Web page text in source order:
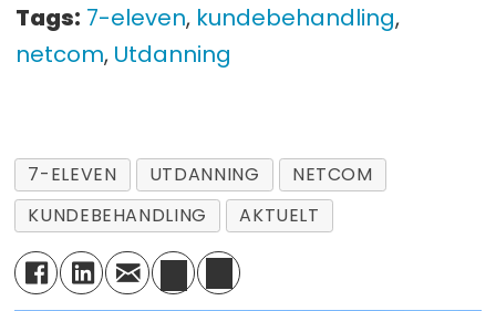
Tags: 7-eleven, kundebehandling,
netcom, Utdanning
7-ELEVEN UTDANNING
NETCOM
KUNDEBEHANDLING
AKTUELT